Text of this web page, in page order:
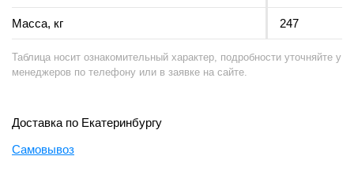
Масса, кг 247
Таблица носит ознакомительный характер, подробности уточняйте у
менеджеров по телефону или в заявке на сайте.
Доставка по Екатеринбургу
Самовывоз